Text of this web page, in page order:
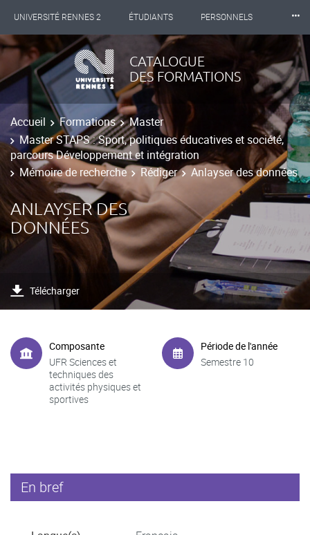
UNIVERSITÉ RENNES 2 ÉTUDIANTS PERSONNELS
INTERNATIONAL PROFESSIONNELS BIBLIOTHÈQUES
LES NOUVELLES DE RENNES 2
⸱⸱⸱
CATALOGUE
DES FORMATIONS
Accueil Formations
Master
Master STAPS : Sport, politiques éducatives et société,
parcours Développement et intégration
Mémoire de recherche
Rédiger Anlayser des données
ANLAYSER DES
DONNÉES
Télécharger
Composante
UFR Sciences et
techniques des
activités physiques et
sportives
Période de l'année
Semestre 10
En bref